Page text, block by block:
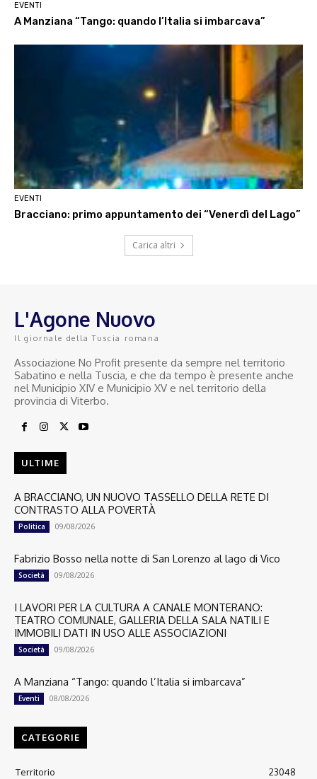
EVENTI
A Manziana “Tango: quando l’Italia si imbarcava”
EVENTI
Bracciano: primo appuntamento dei “Venerdì del Lago”
Carica altri
L'Agone Nuovo
Il giornale della Tuscia romana
Associazione No Profit presente da sempre nel territorio
Sabatino e nella Tuscia, e che da tempo è presente anche
nel Municipio XIV e Municipio XV e nel territorio della
provincia di Viterbo.
ULTIME
A BRACCIANO, UN NUOVO TASSELLO DELLA RETE DI
CONTRASTO ALLA POVERTÀ
Politica 09/08/2026
Fabrizio Bosso nella notte di San Lorenzo al lago di Vico
Società 09/08/2026
I LAVORI PER LA CULTURA A CANALE MONTERANO:
TEATRO COMUNALE, GALLERIA DELLA SALA NATILI E
IMMOBILI DATI IN USO ALLE ASSOCIAZIONI
Società 09/08/2026
A Manziana “Tango: quando l’Italia si imbarcava”
Eventi 08/08/2026
CATEGORIE
Territorio 23048